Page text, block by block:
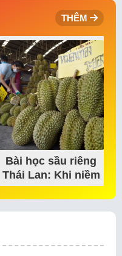
THÊM
Bài học sầu riêng
Thái Lan: Khi niềm
tin thị trường bắt…